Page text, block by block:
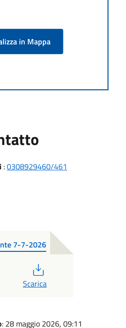
in Mappa
:0308929460/461
7-7-2026
Scarica
: 28 maggio 2026, 09:11